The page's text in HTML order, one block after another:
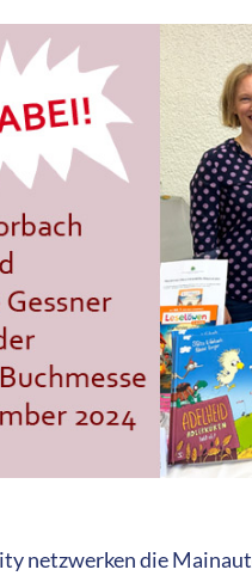
netzwerken die